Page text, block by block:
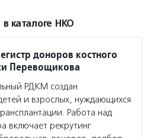
каталоге НКО
доноров костного
Перевощикова
РДКМ создан
и взрослых, нуждающихся
Работа над
включает рекрутинг